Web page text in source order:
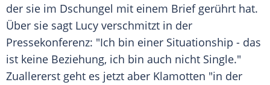
der sie im Dschungel mit einem Brief gerührt hat.
Über sie sagt Lucy verschmitzt in der
Pressekonferenz: "Ich bin einer Situationship - das
ist keine Beziehung, ich bin auch nicht Single."
Zuallererst geht es jetzt aber Klamotten "in der